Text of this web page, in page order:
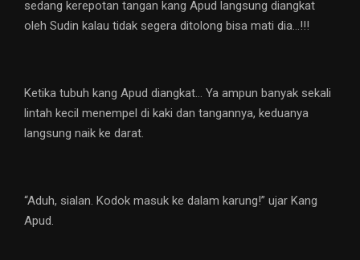
sedang kerepotan tangan kang Apud langsung diangkat
oleh Sudin kalau tidak segera ditolong bisa mati dia…!!!
Ketika tubuh kang Apud diangkat… Ya ampun banyak sekali
lintah kecil menempel di kaki dan tangannya, keduanya
langsung naik ke darat.
“Aduh, sialan. Kodok masuk ke dalam karung!” ujar Kang
Apud.